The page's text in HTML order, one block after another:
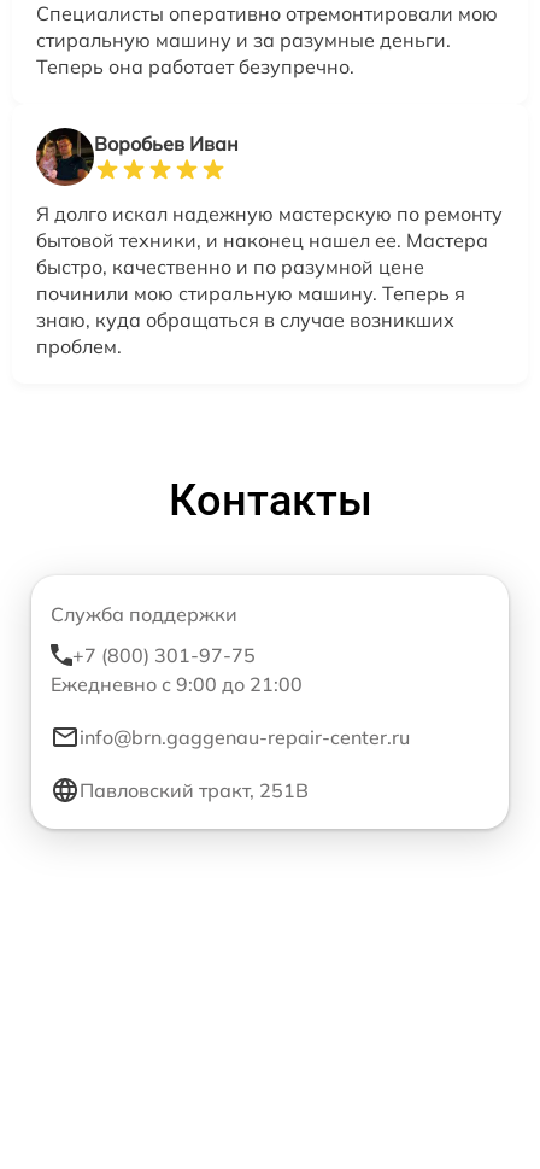
Специалисты оперативно отремонтировали мою
стиральную машину и за разумные деньги.
Теперь она работает безупречно.
Воробьев Иван
Я долго искал надежную мастерскую по ремонту
бытовой техники, и наконец нашел ее. Мастера
быстро, качественно и по разумной цене
починили мою стиральную машину. Теперь я
знаю, куда обращаться в случае возникших
проблем.
Контакты
Служба поддержки
+7 (800) 301-97-75
Ежедневно с 9:00 до 21:00
info@brn.gaggenau-repair-center.ru
Павловский тракт, 251В